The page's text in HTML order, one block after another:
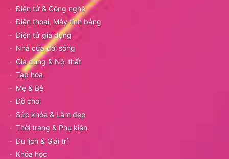
Điện tử & Công nghệ
Điện thoại, Máy tính bảng
Điện tử gia dụng
Nhà cửa đời sống
Gia dụng & Nội thất
Tạp hóa
Mẹ & Bé
Đồ chơi
Sức khỏe & Làm đẹp
Thời trang & Phụ kiện
Du lịch & Giải trí
Khóa học